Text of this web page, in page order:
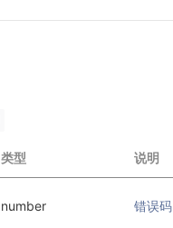
类型 说明
number 错误码